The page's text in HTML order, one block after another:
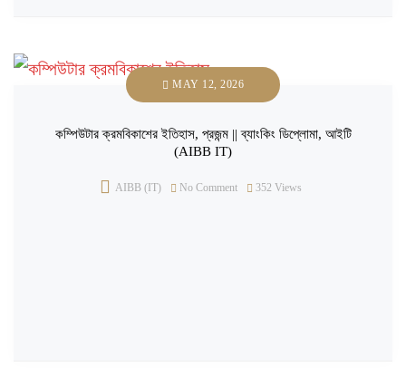
MAY 12, 2026
কম্পিউটার ক্রমবিকাশের ইতিহাস, প্রজন্ম || ব্যাংকিং ডিপ্লোমা, আইটি
(AIBB IT)
AIBB (IT) No Comment 352 Views